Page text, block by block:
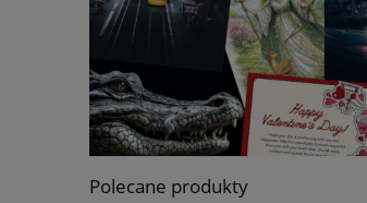
Polecane produkty